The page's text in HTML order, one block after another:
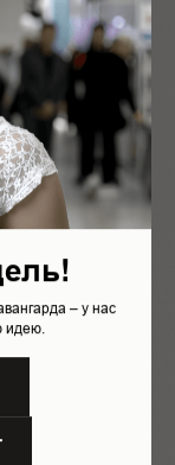
– у нас
идею.